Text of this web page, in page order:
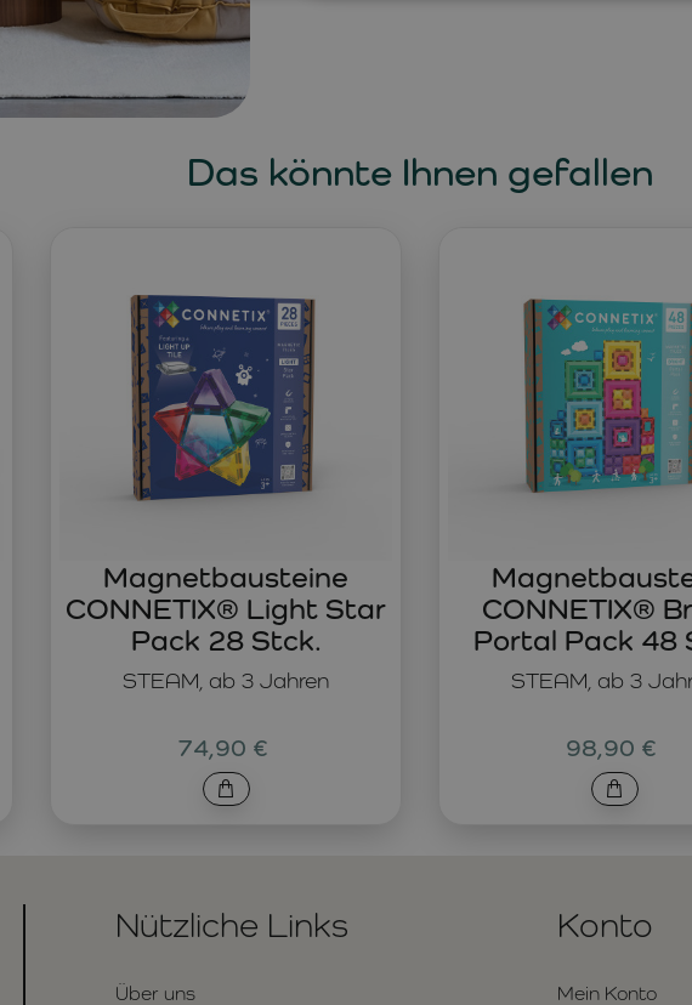
Das könnte Ihnen gefallen
STEAM, ab 3 Jahren
Magnetbausteine
CONNETIX® Light Star
Pack 28 Stck.
74,90 €
STEAM, ab 3
CONNETIX®
Portal Pack 48
98,90 €
Nützliche Links
Über uns
Konto
Mein Konto